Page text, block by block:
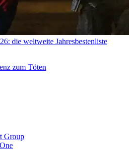
die weltweite Jahresbestenliste
zum Töten
Group